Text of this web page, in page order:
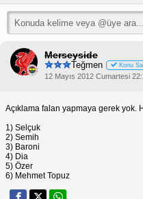
Merseyside
Teğmen Konu
12 Mayıs 2012 Cumartesi
Açıklama falan yapmaya gerek yok.
1) Selçuk
2) Semih
3) Baroni
4) Dia
5) Özer
6) Mehmet Topuz